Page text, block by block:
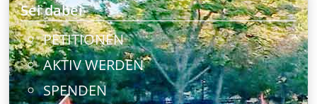
Sei dabei
PETITIONEN
AKTIV WERDEN
SPENDEN